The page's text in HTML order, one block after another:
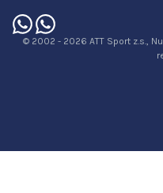
© 2002 - 2026 ATT Sport z.s.,